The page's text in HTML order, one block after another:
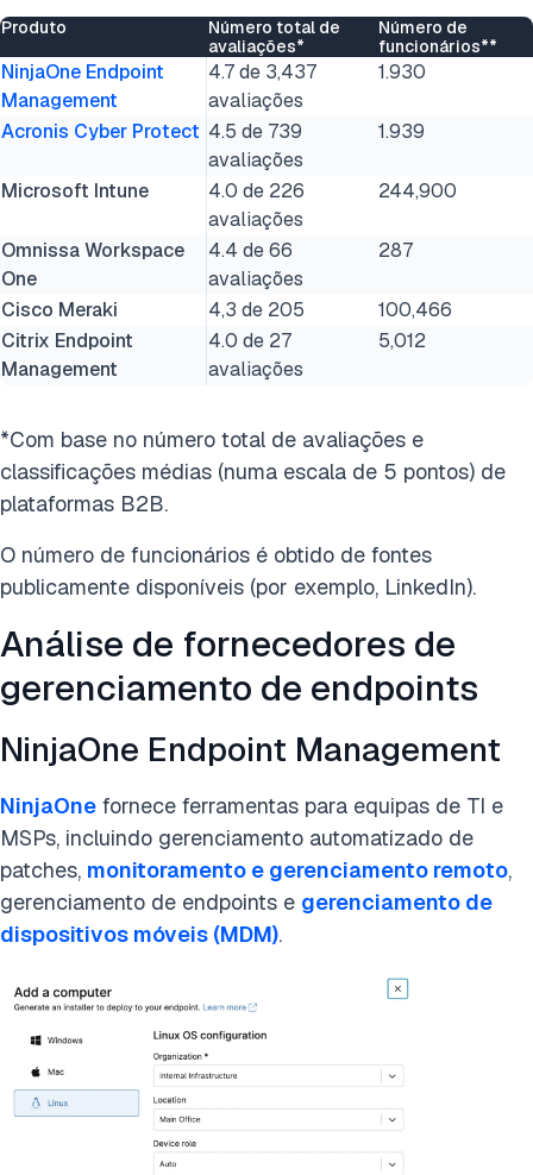
Produto
Número total de
avaliações*
Número de
funcionários**
NinjaOne Endpoint
Management
4.7 de 3,437
avaliações
1.930
Acronis Cyber Protect 4.5 de 739
avaliações
1.939
Microsoft Intune
4.0 de 226
avaliações
244,900
Omnissa Workspace
One
4.4 de 66
avaliações
287
Cisco Meraki 4,3 de 205
100,466
Citrix Endpoint
Management
4.0 de 27
avaliações
5,012
*Com base no número total de avaliações e
classificações médias (numa escala de 5 pontos) de
plataformas B2B.
O número de funcionários é obtido de fontes
publicamente disponíveis (por exemplo, LinkedIn).
Análise de fornecedores de
gerenciamento de endpoints
NinjaOne Endpoint Management
NinjaOne fornece ferramentas para equipas de TI e
MSPs, incluindo gerenciamento automatizado de
patches, monitoramento e gerenciamento remoto,
gerenciamento de endpoints e gerenciamento de
dispositivos móveis (MDM).